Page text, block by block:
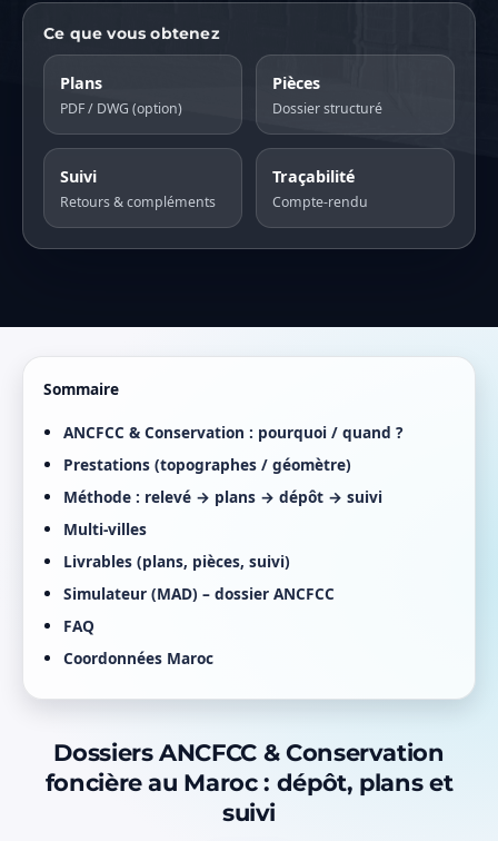
Ce que vous obtenez
Plans
PDF / DWG (option)
Pièces
Dossier structuré
Suivi
Retours & compléments
Traçabilité
Compte-rendu
Sommaire
ANCFCC & Conservation : pourquoi / quand ?
Prestations (topographes / géomètre)
Méthode : relevé → plans → dépôt → suivi
Multi-villes
Livrables (plans, pièces, suivi)
Simulateur (MAD) – dossier ANCFCC
FAQ
Coordonnées Maroc
Dossiers ANCFCC & Conservation
foncière au Maroc : dépôt, plans et
suivi